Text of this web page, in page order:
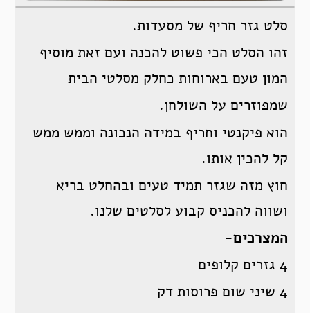
סלט גזר חריף של מסעדות.
זהו הסלט הכי פשוט להכנה ועם זאת מוסיף
המון טעם בארוחות כחלק מסלטי הבית
שמפוזרים על השולחן.
הוא פיקנטי וחריף במידה הנכונה וממש ממש
קל להכין אותו.
חוץ מזה שגזר תמיד טעים ובהחלט בריא
ושווה להכניס קבוע לסלטים שלנו.
המצרכים-
4 גזרים קלופים
4 שיני שום פרוסות דק